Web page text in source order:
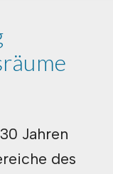
Jahren
des